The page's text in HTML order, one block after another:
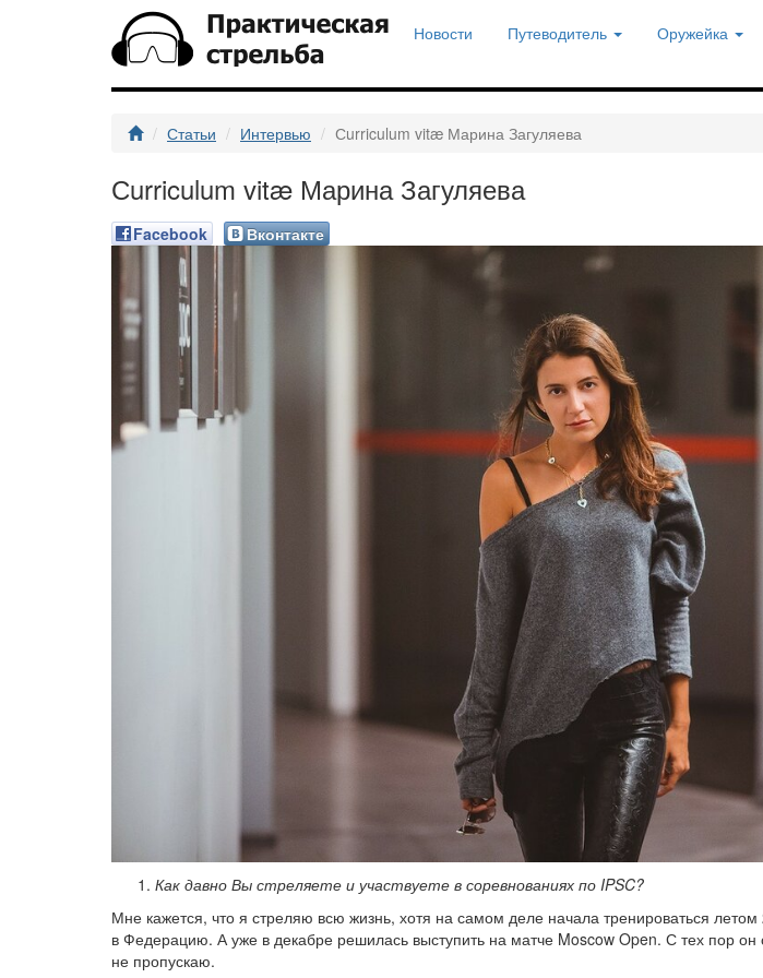
Новости Путеводитель Оружейка
Статьи Интервью Сurriculum vitæ Марина Загуляева
Сurriculum vitæ Марина Загуляева
Facebook Вконтакте
Как давно Вы стреляете и участвуете в соревнованиях по IPSC?
Мне кажется, что я стреляю всю жизнь, хотя на самом деле начала тренироваться летом
в Федерацию. А уже в декабре решилась выступить на матче Moscow Open. С тех пор
не пропускаю.